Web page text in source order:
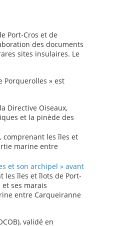
Port-Cros et de
des documents
sites insulaires. Le
Porquerolles » est
Directive Oiseaux,
et la pinède des
comprenant les îles et
marine entre
et son archipel » avant
les îles et îlots de Port-
et ses marais
entre Carqueiranne
validé en